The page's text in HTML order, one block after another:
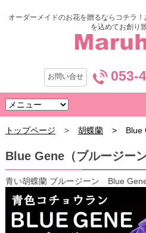
オーダーメイドのお花を贈るならコチラ
を込めてお創り
お問い合せ 053-
トップページ 胡蝶蘭 Blue
Blue Gene（ブルージーン
青い胡蝶蘭 ブルージーン Blue